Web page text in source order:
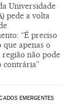
Universidade
pede a volta
“É preciso
que apenas o
região não pode
contrária”
EMERGENTES